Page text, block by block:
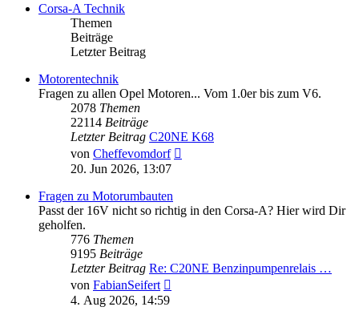
Corsa-A Technik
Themen
Beiträge
Letzter Beitrag
Motorentechnik
Fragen zu allen Opel Motoren... Vom 1.0er bis zum V6.
2078 Themen
22114 Beiträge
Letzter Beitrag C20NE K68
von Cheffevomdorf
20. Jun 2026, 13:07
Fragen zu Motorumbauten
Passt der 16V nicht so richtig in den Corsa-A? Hier wird Dir
geholfen.
776 Themen
9195 Beiträge
Letzter Beitrag Re: C20NE Benzinpumpenrelais …
von FabianSeifert
4. Aug 2026, 14:59